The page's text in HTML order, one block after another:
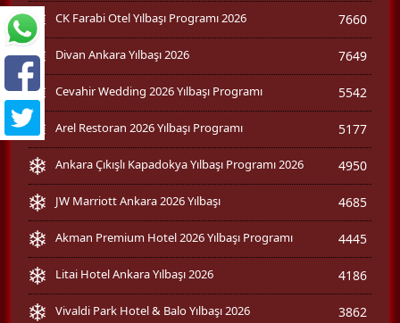
CK Farabi Otel Yılbaşı Programı 2026 7660
Divan Ankara Yılbaşı 2026 7649
Cevahir Wedding 2026 Yılbaşı Programı 5542
Arel Restoran 2026 Yılbaşı Programı 5177
Ankara Çıkışlı Kapadokya Yılbaşı Programı 2026 4950
JW Marriott Ankara 2026 Yılbaşı 4685
Akman Premium Hotel 2026 Yılbaşı Programı 4445
Litai Hotel Ankara Yılbaşı 2026 4186
Vivaldi Park Hotel & Balo Yılbaşı 2026 3862